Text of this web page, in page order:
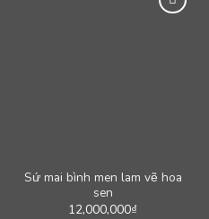
Sứ mai bình men lam vẽ hoa
sen
12,000,000₫